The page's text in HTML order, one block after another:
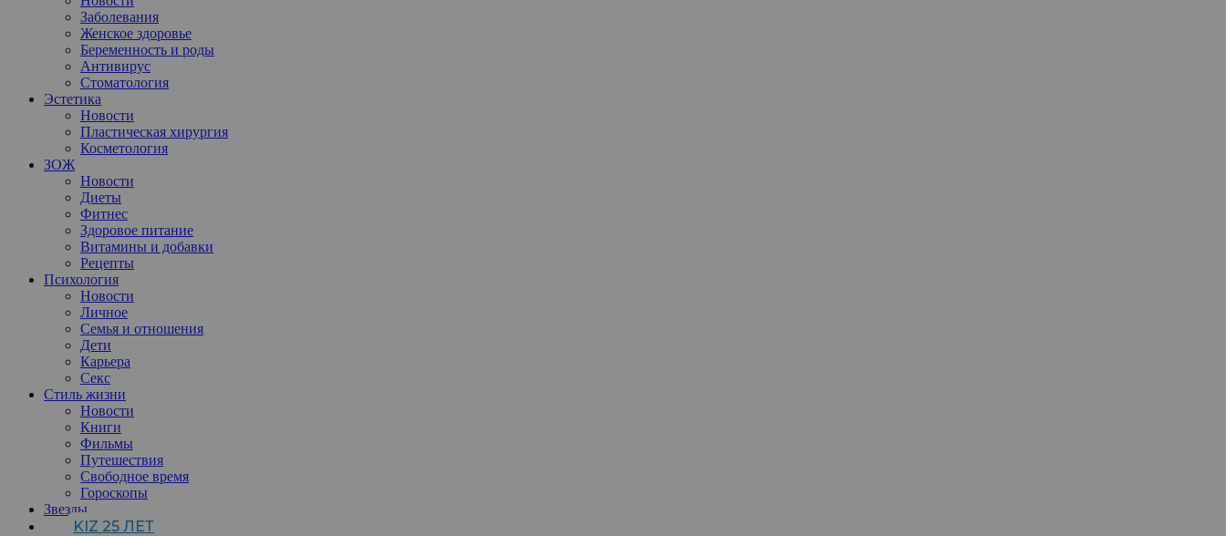
Заболевания
Женское здоровье
Беременность и роды
Антивирус
Стоматология
Эстетика
Новости
Пластическая хирургия
Косметология
ЗОЖ
Новости
Диеты
Фитнес
Здоровое питание
Витамины и добавки
Рецепты
Психология
Новости
Личное
Семья и отношения
Дети
Карьера
Секс
Стиль жизни
Новости
Книги
Фильмы
Путешествия
Свободное время
Гороскопы
Звезды
KIZ 25 ЛЕТ